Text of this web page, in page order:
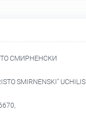
СМИРНЕНСКИ
SMIRNENSKI"